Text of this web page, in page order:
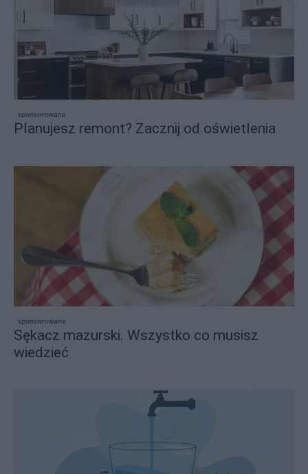
sponsorowane
Planujesz remont? Zacznij od oświetlenia
sponsorowane
Sękacz mazurski. Wszystko co musisz
wiedzieć